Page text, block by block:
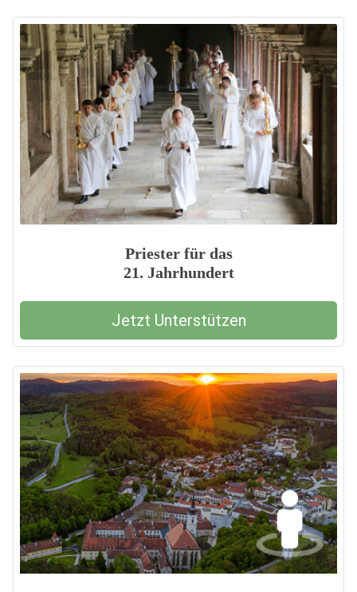
Priester für das
21. Jahrhundert
Jetzt Unterstützen